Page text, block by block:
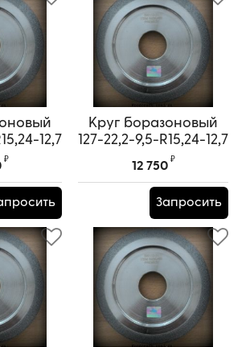
12,7
30)
₽
Круг боразоновый
127-22,2-9,5-R15,24-12,7
(Корея) (лето10/30)
12 750
₽
Запросить